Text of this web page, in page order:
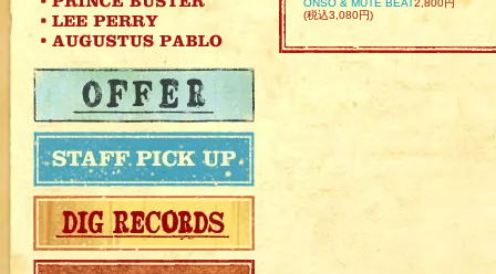
ONSO & MUTE BEAT2,800円
(税込3,080円)